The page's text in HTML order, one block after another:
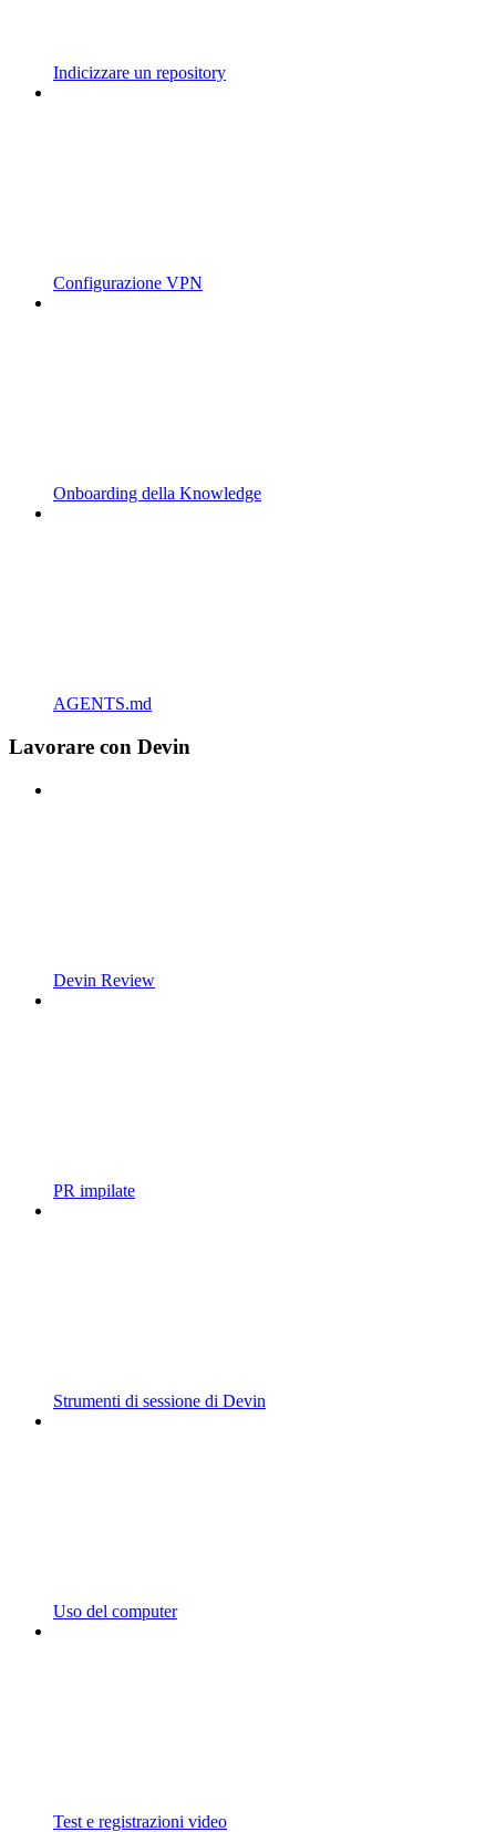
Indicizzare un repository
Configurazione VPN
Onboarding della Knowledge
AGENTS.md
Lavorare con Devin
Devin Review
PR impilate
Strumenti di sessione di Devin
Uso del computer
Test e registrazioni video